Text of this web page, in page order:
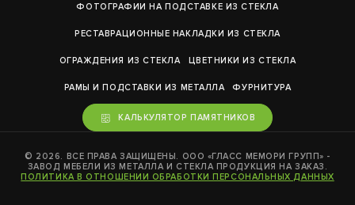
ФОТОГРАФИИ НА ПОДСТАВКЕ ИЗ СТЕКЛА
РЕСТАВРАЦИОННЫЕ НАКЛАДКИ ИЗ СТЕКЛА
ОГРАЖДЕНИЯ ИЗ СТЕКЛА ЦВЕТНИКИ ИЗ СТЕКЛА
РАМЫ И ПОДСТАВКИ ИЗ МЕТАЛЛА ФУРНИТУРА
КАЛЬКУЛЯТОР ПАМЯТНИКОВ
© 2026. ВСЕ ПРАВА ЗАЩИЩЕНЫ. ООО «ГЛАСС МЕМОРИ ГРУПП» -
ЗАВОД МЕБЕЛИ ИЗ МЕТАЛЛА И СТЕКЛА ПРОДУКЦИЯ НА ЗАКАЗ.
ПОЛИТИКА В ОТНОШЕНИИ ОБРАБОТКИ ПЕРСОНАЛЬНЫХ ДАННЫХ